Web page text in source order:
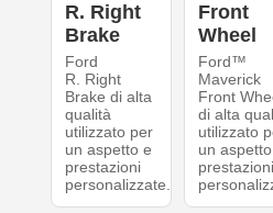
R. Right
Brake
Ford
R. Right
Brake di alta
qualità
utilizzato per
un aspetto e
prestazioni
personalizzate.
Front
Wheel
Ford™
Maverick
Front
di alta
utilizzato
un
prestazioni